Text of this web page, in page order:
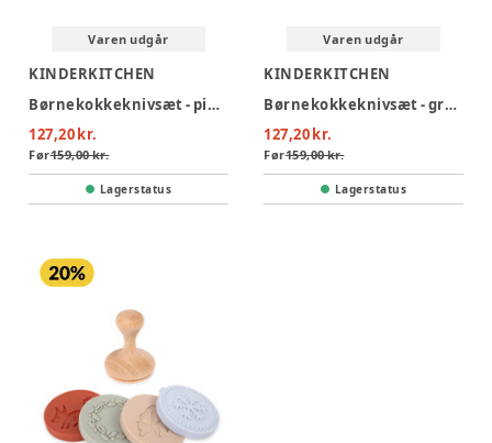
Varen udgår
KINDERKITCHEN
Børnekokkeknivsæt - pink/lilla
127,20 kr.
Før159,00 kr.
Lagerstatus
Varen udgår
KINDERKITCHEN
Børnekokkeknivsæt - grøn/blå
127,20 kr.
Før159,00 kr.
Lagerstatus